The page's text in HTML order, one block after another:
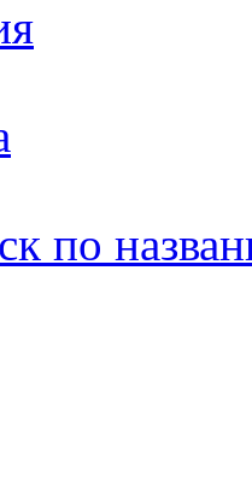
по